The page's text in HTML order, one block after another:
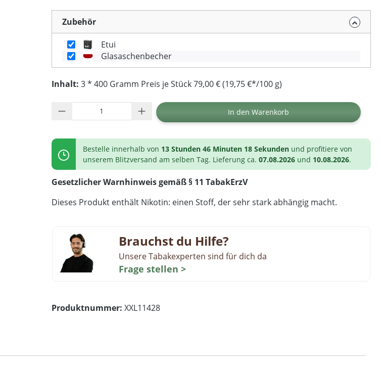
Zubehör
Etui
Glasaschenbecher
Inhalt: 3 * 400 Gramm Preis je Stück 79,00 € (19,75 €*/100 g)
Produkt Anzahl: Gib den gewünschten Wert ein oder
In den Warenkorb
Bestelle innerhalb von 13 Stunden 46 Minuten 17 Sekunden und profitiere von
unserem Blitzversand am selben Tag. Lieferung ca. 07.08.2026 und 10.08.2026.
Gesetzlicher Warnhinweis gemäß § 11 TabakErzV
Dieses Produkt enthält Nikotin: einen Stoff, der sehr stark abhängig macht.
Brauchst du Hilfe?
Unsere Tabakexperten sind für dich da
Frage stellen >
Produktnummer: XXL11428